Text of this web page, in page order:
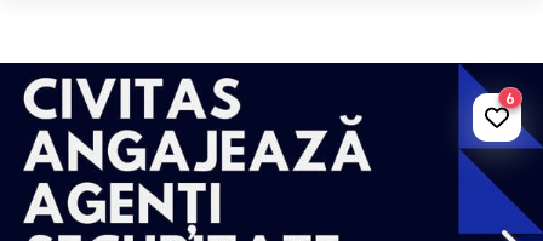
6